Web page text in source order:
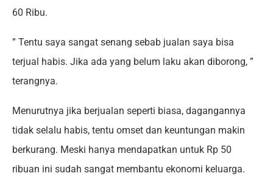
60 Ribu.
” Tentu saya sangat senang sebab jualan saya bisa
terjual habis. Jika ada yang belum laku akan diborong, ”
terangnya.
Menurutnya jika berjualan seperti biasa, dagangannya
tidak selalu habis, tentu omset dan keuntungan makin
berkurang. Meski hanya mendapatkan untuk Rp 50
ribuan ini sudah sangat membantu ekonomi keluarga.